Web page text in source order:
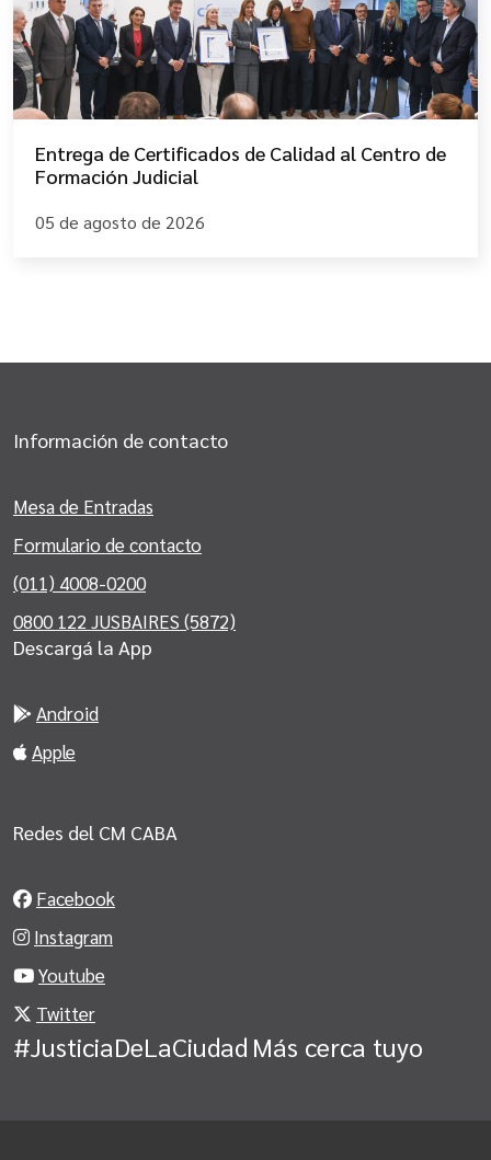
Entrega de Certificados de Calidad al Centro de
Formación Judicial
05 de agosto de 2026
Información de contacto
Mesa de Entradas
Formulario de contacto
(011) 4008-0200
0800 122 JUSBAIRES (5872)
Descargá la App
Android
Apple
Redes del CM CABA
Facebook
Instagram
Youtube
Twitter
#JusticiaDeLaCiudad Más cerca tuyo